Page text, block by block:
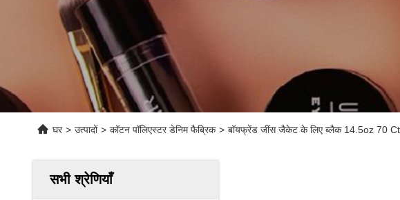
घर > उत्पादों > कॉटन पॉलिएस्टर डेनिम फैब्रिक > बॉयफ्रेंड जींस जैकेट के लिए ब्लैक 14.5oz 70
सभी श्रेणियाँ